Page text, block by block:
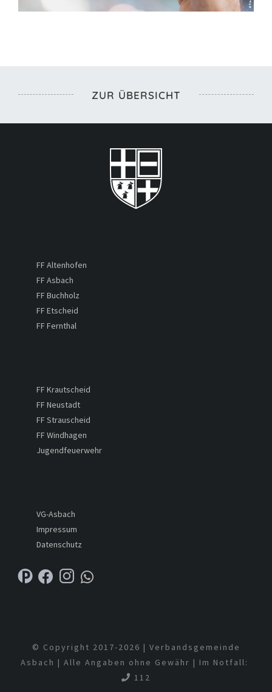
ZUR ÜBERSICHT
FF Altenhofen
FF Asbach
FF Buchholz
FF Etscheid
FF Fernthal
FF Krautscheid
FF Neustadt
FF Strauscheid
FF Windhagen
Jugendfeuerwehr
VG-Asbach
Impressum
Datenschutz
© Copyright 2017-2026 | Verbandsgemeinde
Asbach | Alle Angaben ohne Gewähr | Im Notfall:
112